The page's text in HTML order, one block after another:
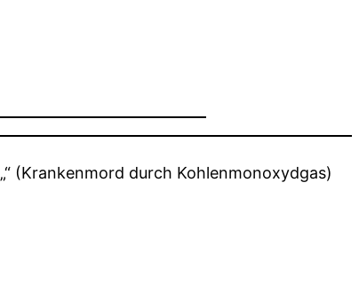
„“ (Krankenmord durch Kohlenmonoxydgas)